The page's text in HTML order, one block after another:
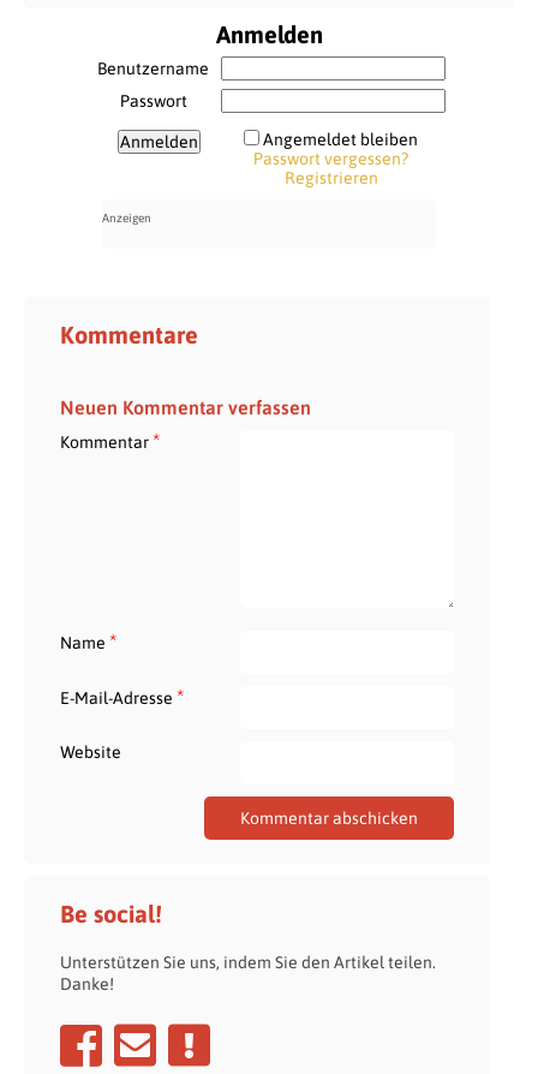
Anmelden
Benutzername
Passwort
Angemeldet bleiben
Passwort vergessen?
Registrieren
Kommentare
Neuen Kommentar verfassen
Kommentar*
Name *
E-Mail-Adresse *
Website
Be social!
Unterstützen Sie uns, indem Sie den Artikel teilen.
Danke!